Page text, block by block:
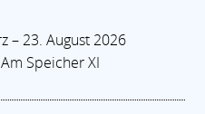
– 23. August 2026
Speicher XI